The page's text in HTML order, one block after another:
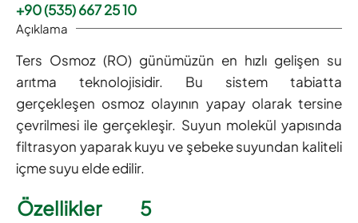
+90 (535) 667 25 10
Açıklama
Ters Osmoz (RO) günümüzün en hızlı gelişen su
arıtma teknolojisidir. Bu sistem tabiatta
gerçekleşen osmoz olayının yapay olarak tersine
çevrilmesi ile gerçekleşir. Suyun molekül yapısında
filtrasyon yaparak kuyu ve şebeke suyundan kaliteli
içme suyu elde edilir.
Özellikler
5